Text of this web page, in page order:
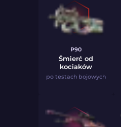
P90
Śmierć od
kociaków
po testach bojowych